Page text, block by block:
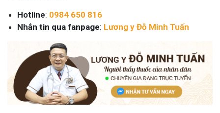
Hotline: 0984 650 816
Nhắn tin qua fanpage: Lương y Đỗ Minh Tuấn